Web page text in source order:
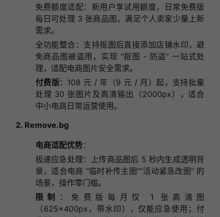
免费额度适配：新用户享试用额度，日常免费版
每日可处理 3 张商品图，满足个人卖家少量上新
需求。
全功能整合：支持抠图后直接添加店铺水印，避
免商品图被盗用，实现 “抠图 - 防盗” 一站式处
理，适配电商图片安全需求。
付费版：108 元 / 年（9 元 / 月）起，支持批量
处理 30 张图片及高清输出（2000px），适合
中小电商日常运营使用。
2. Remove.bg
电商适配优势：
极速应急处理：上传商品图后 5 秒内生成透明背
景，适合电商 “临时补传主图”“活动紧急改图” 的
场景，操作零门槛。
限制
：免费版每月仅 1 张高清图
（625×400px，带水印），仅能应急使用；付